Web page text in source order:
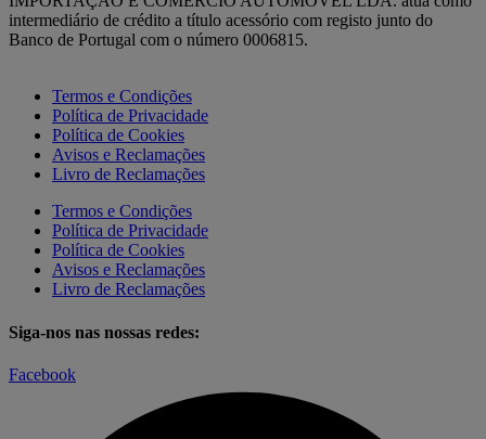
intermediário de crédito a título acessório com registo junto do
Banco de Portugal com o número 0006815.
Termos e Condições
Política de Privacidade
Política de Cookies
Avisos e Reclamações
Livro de Reclamações
Termos e Condições
Política de Privacidade
Política de Cookies
Avisos e Reclamações
Livro de Reclamações
Siga-nos nas nossas redes:
Facebook